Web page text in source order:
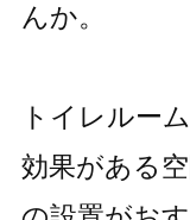
んか。
トイレルー
効果がある